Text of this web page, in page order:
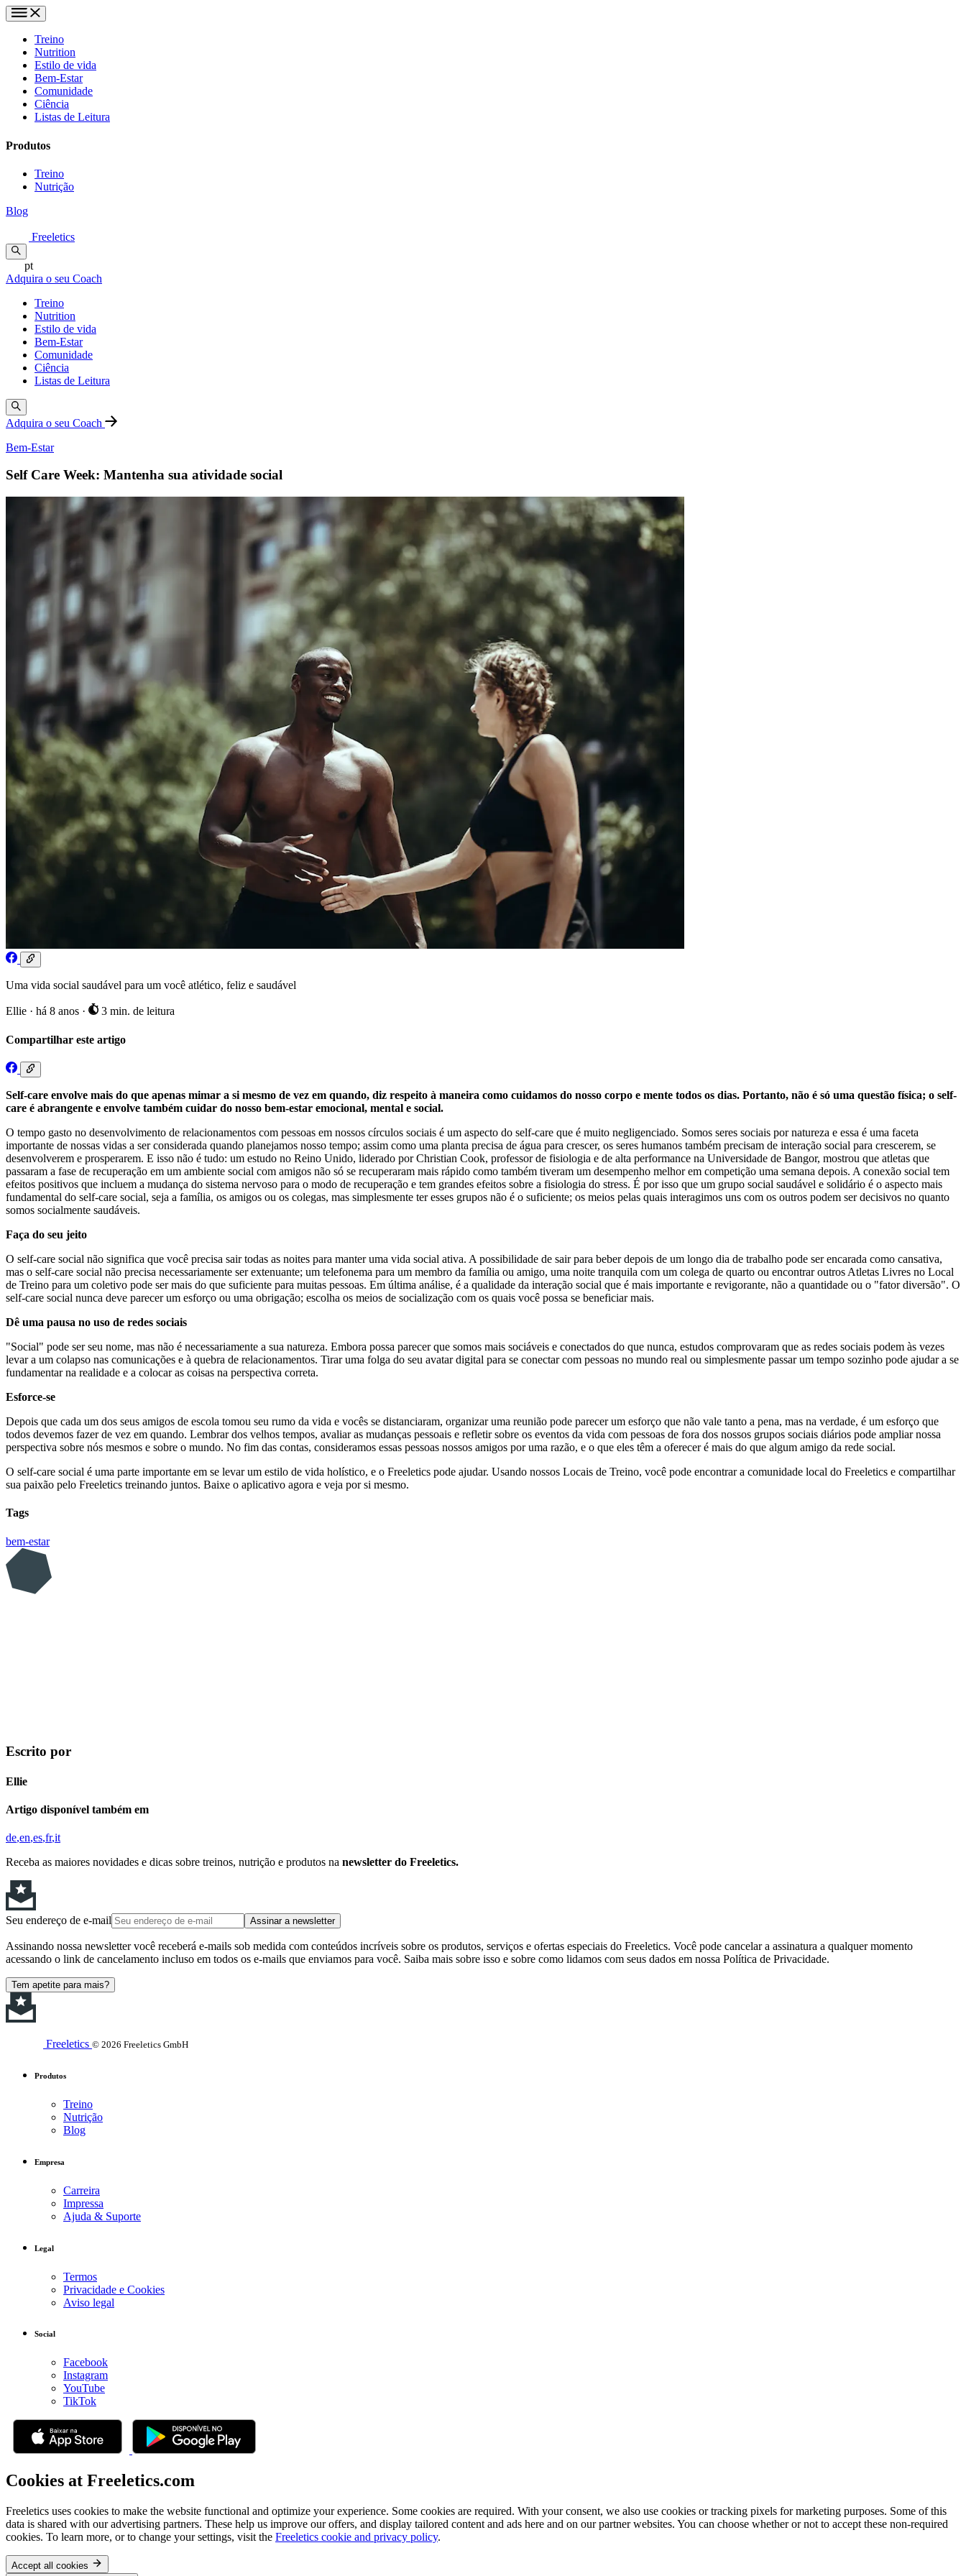
Treino
Nutrition
Estilo de vida
Bem-Estar
Comunidade
Ciência
Listas de Leitura
Produtos
Treino
Nutrição
Blog
Freeletics
pt
Adquira o seu Coach
Treino
Nutrition
Estilo de vida
Bem-Estar
Comunidade
Ciência
Listas de Leitura
Adquira o seu Coach
Bem-Estar
Self Care Week: Mantenha sua atividade social
Uma vida social saudável para um você atlético, feliz e saudável
Ellie · há 8 anos · 3 min. de leitura
Compartilhar este artigo
Self-care envolve mais do que apenas mimar a si mesmo de vez em quando, diz respeito à maneira como cuidamos do nosso corpo e mente todos os dias. Portanto, não é só uma questão física; o self-
care é abrangente e envolve também cuidar do nosso bem-estar emocional, mental e social.
O tempo gasto no desenvolvimento de relacionamentos com pessoas em nossos círculos sociais é um aspecto do self-care que é muito negligenciado. Somos seres sociais por natureza e essa é uma faceta
importante de nossas vidas a ser considerada quando planejamos nosso tempo; assim como uma planta precisa de água para crescer, os seres humanos também precisam de interação social para crescerem, se
desenvolverem e prosperarem. E isso não é tudo: um estudo no Reino Unido, liderado por Christian Cook, professor de fisiologia e de alta performance na Universidade de Bangor, mostrou que atletas que
passaram a fase de recuperação em um ambiente social com amigos não só se recuperaram mais rápido como também tiveram um desempenho melhor em competição uma semana depois. A conexão social tem
efeitos positivos que incluem a mudança do sistema nervoso para o modo de recuperação e tem grandes efeitos sobre a fisiologia do stress. É por isso que um grupo social saudável e solidário é o aspecto mais
fundamental do self-care social, seja a família, os amigos ou os colegas, mas simplesmente ter esses grupos não é o suficiente; os meios pelas quais interagimos uns com os outros podem ser decisivos no quanto
somos socialmente saudáveis.
Faça do seu jeito
O self-care social não significa que você precisa sair todas as noites para manter uma vida social ativa. A possibilidade de sair para beber depois de um longo dia de trabalho pode ser encarada como cansativa,
mas o self-care social não precisa necessariamente ser extenuante; um telefonema para um membro da família ou amigo, uma noite tranquila com um colega de quarto ou encontrar outros Atletas Livres no Local
de Treino para um coletivo pode ser mais do que suficiente para muitas pessoas. Em última análise, é a qualidade da interação social que é mais importante e revigorante, não a quantidade ou o "fator diversão". O
self-care social nunca deve parecer um esforço ou uma obrigação; escolha os meios de socialização com os quais você possa se beneficiar mais.
Dê uma pausa no uso de redes sociais
"Social" pode ser seu nome, mas não é necessariamente a sua natureza. Embora possa parecer que somos mais sociáveis e conectados do que nunca, estudos comprovaram que as redes sociais podem às vezes
levar a um colapso nas comunicações e à quebra de relacionamentos. Tirar uma folga do seu avatar digital para se conectar com pessoas no mundo real ou simplesmente passar um tempo sozinho pode ajudar a se
fundamentar na realidade e a colocar as coisas na perspectiva correta.
Esforce-se
Depois que cada um dos seus amigos de escola tomou seu rumo da vida e vocês se distanciaram, organizar uma reunião pode parecer um esforço que não vale tanto a pena, mas na verdade, é um esforço que
todos devemos fazer de vez em quando. Lembrar dos velhos tempos, avaliar as mudanças pessoais e refletir sobre os eventos da vida com pessoas de fora dos nossos grupos sociais diários pode ampliar nossa
perspectiva sobre nós mesmos e sobre o mundo. No fim das contas, consideramos essas pessoas nossos amigos por uma razão, e o que eles têm a oferecer é mais do que algum amigo da rede social.
O self-care social é uma parte importante em se levar um estilo de vida holístico, e o Freeletics pode ajudar. Usando nossos Locais de Treino, você pode encontrar a comunidade local do Freeletics e compartilhar
sua paixão pelo Freeletics treinando juntos. Baixe o aplicativo agora e veja por si mesmo.
Tags
bem-estar
Escrito por
Ellie
Artigo disponível também em
de en es fr it
Receba as maiores novidades e dicas sobre treinos, nutrição e produtos na newsletter do Freeletics.
Seu endereço de e-mail Assinar a newsletter
Assinando nossa newsletter você receberá e-mails sob medida com conteúdos incríveis sobre os produtos, serviços e ofertas especiais do Freeletics. Você pode cancelar a assinatura a qualquer momento
acessando o link de cancelamento incluso em todos os e-mails que enviamos para você. Saiba mais sobre isso e sobre como lidamos com seus dados em nossa Política de Privacidade.
Tem apetite para mais?
Freeletics © 2026 Freeletics GmbH
Produtos
Treino
Nutrição
Blog
Empresa
Carreira
Impressa
Ajuda & Suporte
Legal
Termos
Privacidade e Cookies
Aviso legal
Social
Facebook
Instagram
YouTube
TikTok
Cookies at Freeletics.com
Freeletics uses cookies to make the website functional and optimize your experience. Some cookies are required. With your consent, we also use cookies or tracking pixels for marketing purposes. Some of this
data is shared with our advertising partners. These help us improve our offers, and display tailored content and ads here and on our partner websites. You can choose whether or not to accept these non-required
cookies. To learn more, or to change your settings, visit the Freeletics cookie and privacy policy.
Accept all cookies